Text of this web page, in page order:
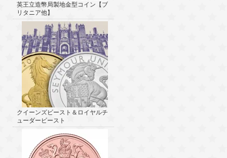
英王立造幣局製地金型コイン【ブ
リタニア他】
クイーンズビースト＆ロイヤルチ
ューダービースト